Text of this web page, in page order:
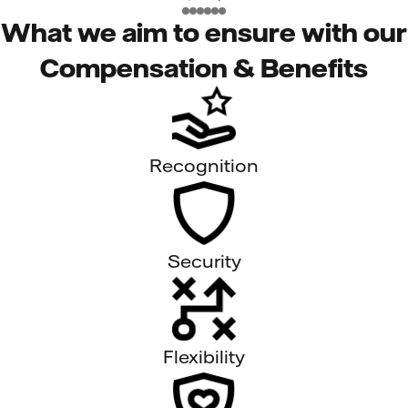
What we aim to ensure with our
Compensation & Benefits
Recognition
Security
Flexibility